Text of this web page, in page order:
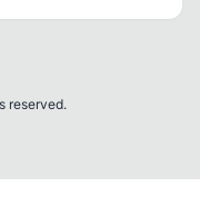
reserved.